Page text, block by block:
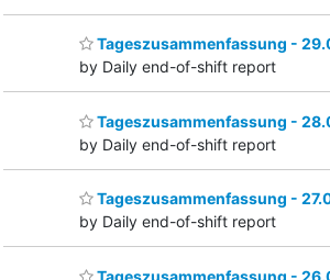
Tageszusammenfassung -
by Daily end-of-shift report
Tageszusammenfassung -
by Daily end-of-shift report
Tageszusammenfassung -
by Daily end-of-shift report
Tageszusammenfassung -